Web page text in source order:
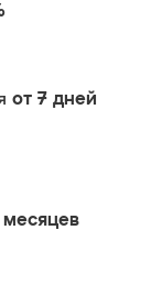
от 7 дней
месяцев